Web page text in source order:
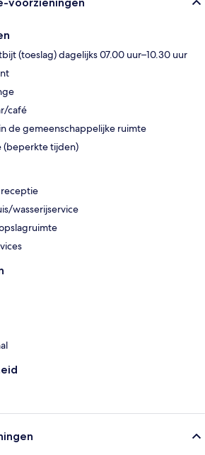
(toeslag) dagelijks 07.00 uur–10.30 uur
café
de gemeenschappelijke ruimte
(beperkte tijden)
wasserijservice